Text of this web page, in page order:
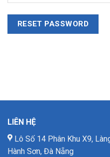
RESET PASSWORD
LIÊN HỆ
Lô Số 14 Phân Khu X9,
Hành Sơn, Đà Nẵng